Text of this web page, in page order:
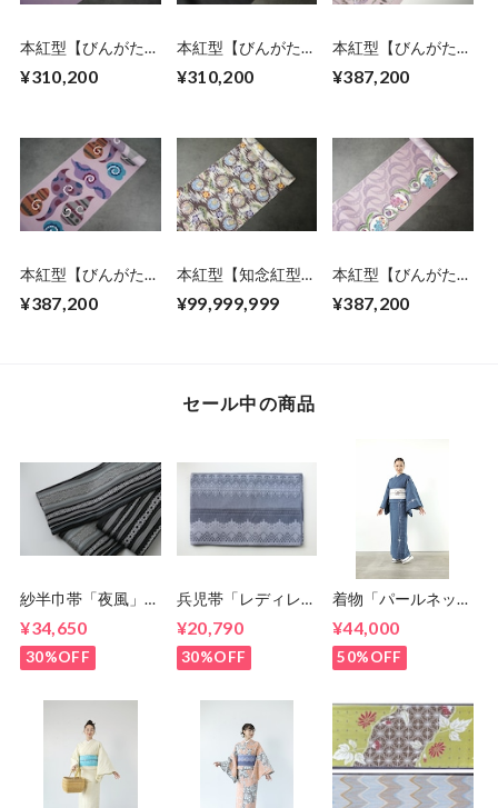
本紅型【びんがた工
作 雲龍模様
¥310,200
本紅型【びんがた工
作 レース花丸紋
¥310,200
本紅型【びんがた工
作 龍瑞雲宝珠
¥387,200
本紅型【びんがた工
作 雲
¥387,200
本紅型【知念紅型研
松竹梅鶴亀に稲妻
¥99,999,999
本紅型【びんがた工
作 月と月桃
¥387,200
セール中の商品
紗半巾帯「夜風」
¥34,650
30%OFF
兵児帯「レディレー
9kimono2024
¥20,790
30%OFF
着物「パールネック
9kimono2024
¥44,000
50%OFF